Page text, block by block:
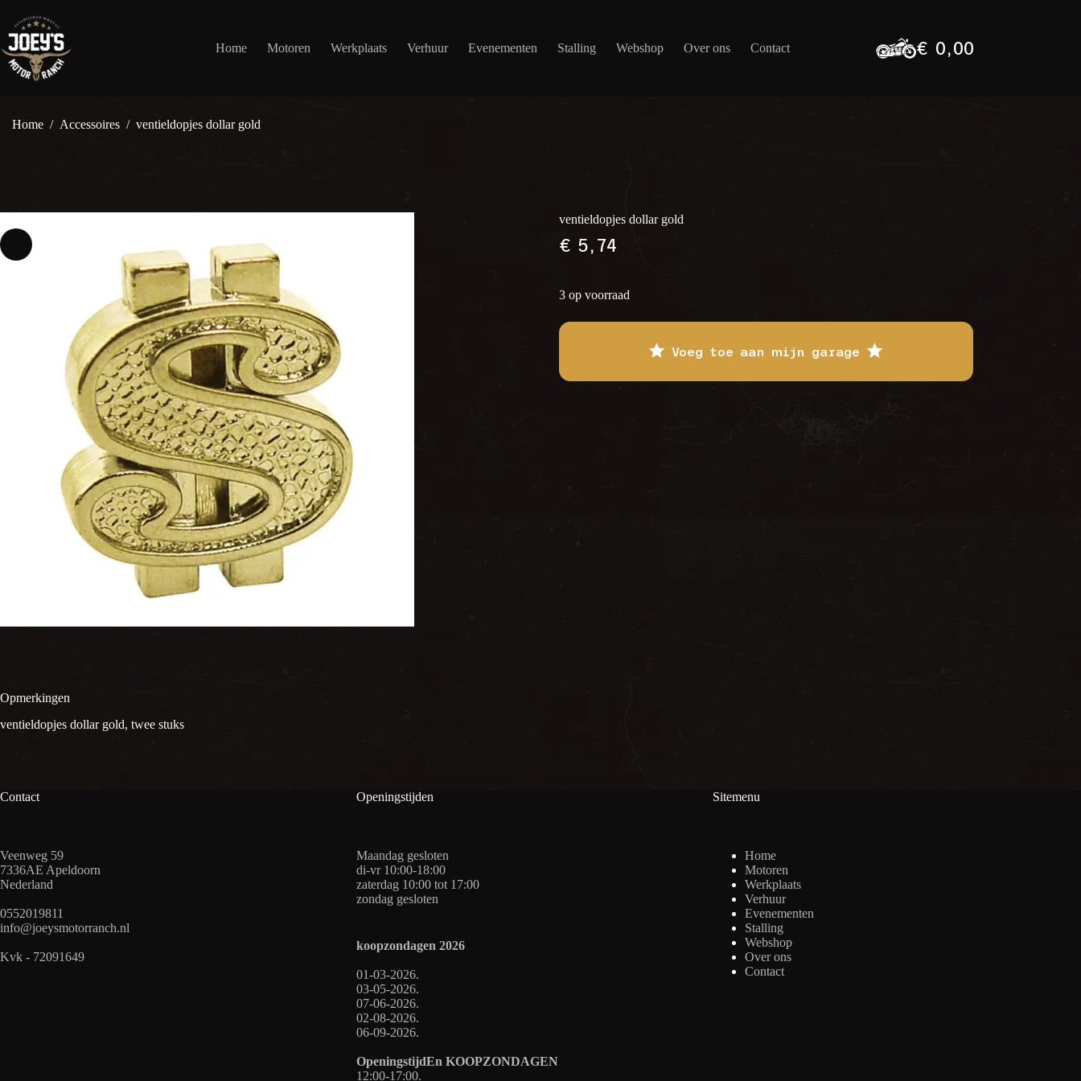
naar
de
inhoud
Home Motoren Werkplaats Verhuur Evenementen Stalling Webshop Over ons Contact Winkelwagen
€0,00
Home / Accessoires / ventieldopjes dollar gold
Opmerkingen
ventieldopjes dollar gold, twee stuks
ventieldopjes dollar gold
€5,74
3 op voorraad
Voeg toe aan mijn garage
Contact
Veenweg 59
7336AE Apeldoorn
Nederland
0552019811
info@joeysmotorranch.nl
Kvk - 72091649
Openingstijden
Maandag gesloten
di-vr 10:00-18:00
zaterdag 10:00 tot 17:00
zondag gesloten
koopzondagen 2026
01-03-2026.
03-05-2026.
07-06-2026.
02-08-2026.
06-09-2026.
OpeningstijdEn KOOPZONDAGEN
12:00-17:00.
Sitemenu
Home
Motoren
Werkplaats
Verhuur
Evenementen
Stalling
Webshop
Over ons
Contact